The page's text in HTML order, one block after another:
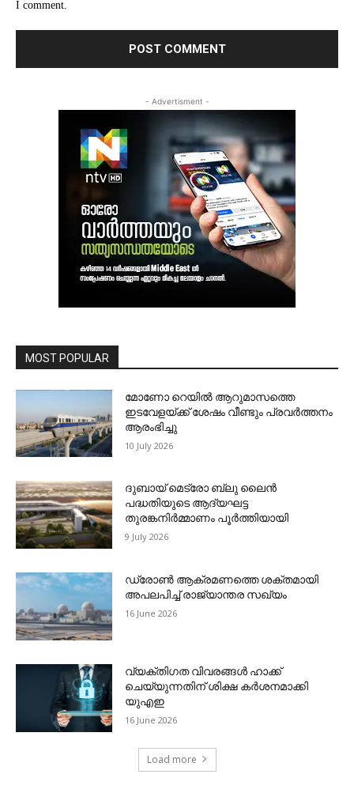
I comment.
- Advertisment -
MOST POPULAR
മോണോ റെയില്‍ ആറുമാസത്തെ
ഇടവേളയ്ക്ക് ശേഷം വീണ്ടും പ്രവര്‍ത്തനം
ആരംഭിച്ചു
10 July 2026
ദുബായ് മെട്രോ ബ്ലു ലൈന്‍
പദ്ധതിയുടെ ആദ്യഘട്ട
തുരങ്കനിര്‍മ്മാണം പൂര്‍ത്തിയായി
9 July 2026
ഡ്രോണ്‍ ആക്രമണത്തെ ശക്തമായി
അപലപിച്ച് രാജ്യാന്തര സഖ്യം
16 June 2026
വ്യക്തിഗത വിവരങ്ങള്‍ ഹാക്ക്
ചെയ്യുന്നതിന് ശിക്ഷ കര്‍ശനമാക്കി
യുഎഇ
16 June 2026
Load more